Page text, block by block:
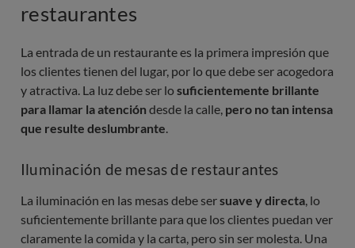
restaurantes
La entrada de un restaurante es la primera impresión que
los clientes tienen del lugar, por lo que debe ser acogedora
y atractiva. La luz debe ser losuficientemente brillante
para llamar la atención desde la calle, pero no tan intensa
que resulte deslumbrante.
Iluminación de mesas de restaurantes
La iluminación en las mesas debe sersuave y directa, lo
suficientemente brillante para que los clientes puedan ver
claramente la comida y la carta, pero sin ser molesta. Una